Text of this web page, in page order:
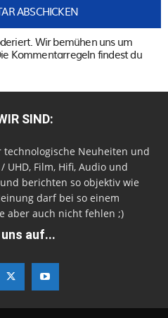
Wir bemühen uns um
Kommentarregeln findest du
SIND:
Neuheiten und
UHD, Film, Hifi, Audio und
berichten so objektiv wie
darf bei so einem
aber auch nicht fehlen ;)
auf...